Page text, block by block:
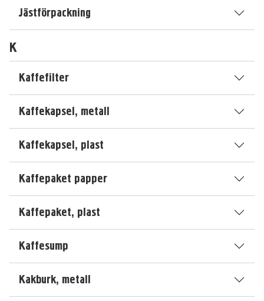
Jästförpackning
K
Kaffefilter
Kaffekapsel, metall
Kaffekapsel, plast
Kaffepaket papper
Kaffepaket, plast
Kaffesump
Kakburk, metall